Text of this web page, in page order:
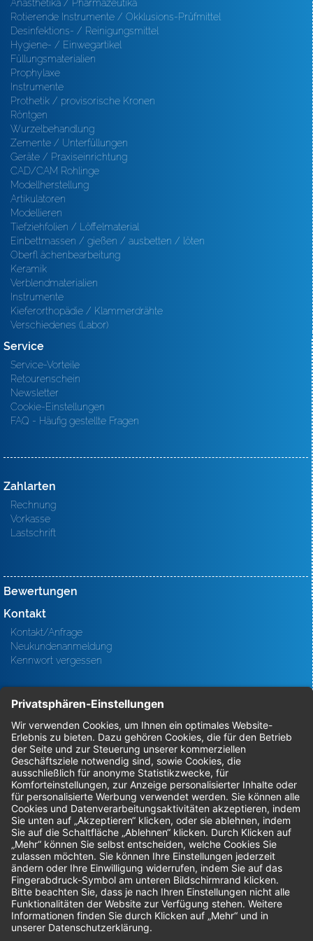
Anästhetika / Pharmazeutika
Rotierende Instrumente / Okklusions-Prüfmittel
Desinfektions- / Reinigungsmittel
Hygiene- / Einwegartikel
Füllungsmaterialien
Prophylaxe
Instrumente
Prothetik / provisorische Kronen
Röntgen
Wurzelbehandlung
Zemente / Unterfüllungen
Geräte / Praxiseinrichtung
CAD/CAM Rohlinge
Modellherstellung
Artikulatoren
Modellieren
Tiefziehfolien / Löffelmaterial
Einbettmassen / gießen / ausbetten / löten
Oberfl ächenbearbeitung
Keramik
Verblendmaterialien
Instrumente
Kieferorthopädie / Klammerdrähte
Verschiedenes (Labor)
Service
Service-Vorteile
Retourenschein
Newsletter
Cookie-Einstellungen
FAQ - Häufig gestellte Fragen
Zahlarten
Rechnung
Vorkasse
Lastschrift
Bewertungen
Kontakt
Kontakt/Anfrage
Neukundenanmeldung
Kennwort vergessen
Bestellungen
Sendung verfolgen
Geprüfter Shop